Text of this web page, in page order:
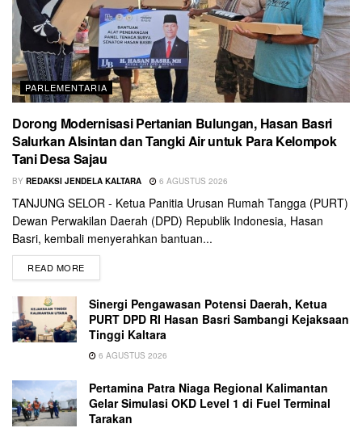
PARLEMENTARIA
Dorong Modernisasi Pertanian Bulungan, Hasan Basri
Salurkan Alsintan dan Tangki Air untuk Para Kelompok
Tani Desa Sajau
BY REDAKSI JENDELA KALTARA 6 AGUSTUS 2026
TANJUNG SELOR - Ketua Panitia Urusan Rumah Tangga (PURT)
Dewan Perwakilan Daerah (DPD) Republik Indonesia, Hasan
Basri, kembali menyerahkan bantuan...
READ MORE
Sinergi Pengawasan Potensi Daerah, Ketua
PURT DPD RI Hasan Basri Sambangi Kejaksaan
Tinggi Kaltara
6 AGUSTUS 2026
Pertamina Patra Niaga Regional Kalimantan
Gelar Simulasi OKD Level 1 di Fuel Terminal
Tarakan